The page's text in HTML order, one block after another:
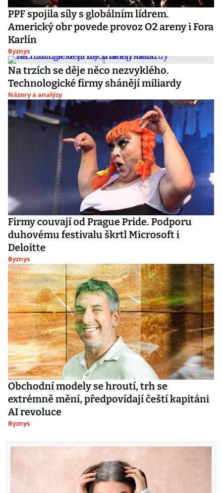
PPF spojila síly s globálním lídrem.
Americký obr povede provoz O2 areny i Fora
Karlín
Byznys
Na trzích se děje něco nezvyklého.
Technologické firmy shánějí miliardy
Názory a analýzy
Firmy couvají od Prague Pride. Podporu
duhovému festivalu škrtl Microsoft i
Deloitte
Byznys
Obchodní modely se hroutí, trh se
extrémně mění, předpovídají čeští kapitáni
AI revoluce
Byznys